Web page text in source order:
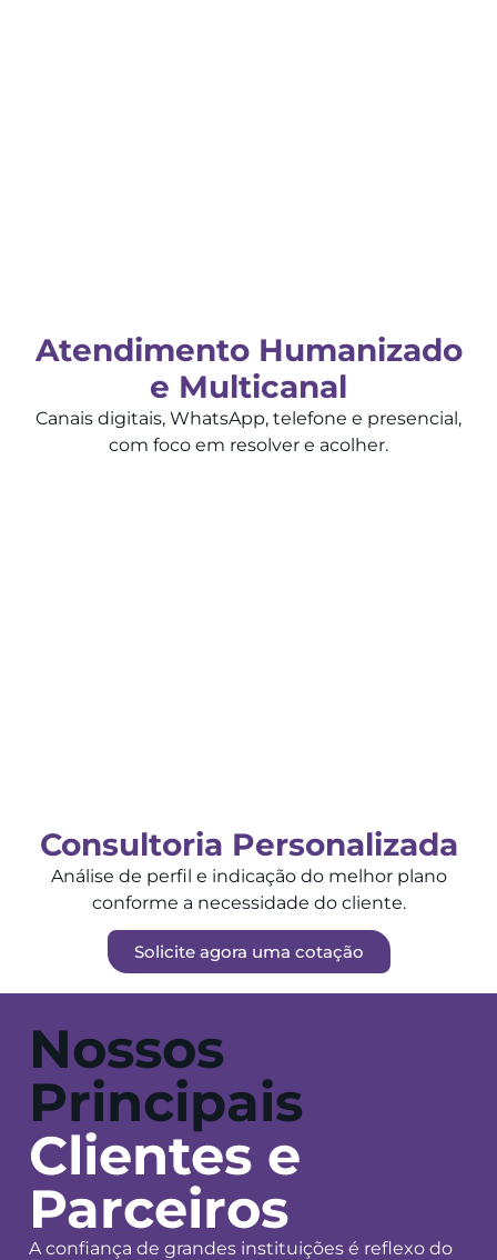
Atendimento Humanizado
e Multicanal
Canais digitais, WhatsApp, telefone e presencial,
com foco em resolver e acolher.
Consultoria Personalizada
Análise de perfil e indicação do melhor plano
conforme a necessidade do cliente.
Solicite agora uma cotação
Nossos
Principais
Clientes e
Parceiros
A confiança de grandes instituições é reflexo do